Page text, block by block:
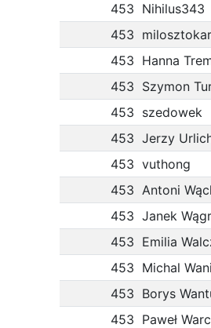
453 Nihilus343
453
453 Hanna
453 Szymon
453 szedowek
453 Jerzy
453 vuthong
453 Antoni
453 Janek
453 Emilia
453 Michal
453 Borys
453 Paweł